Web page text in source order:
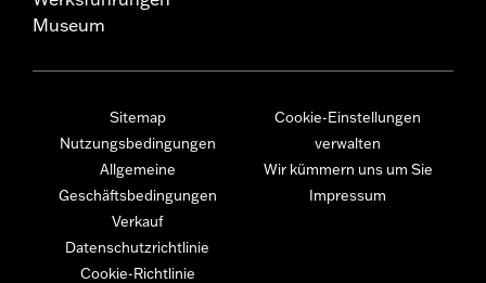
Museum
Sitemap
Nutzungsbedingungen
Allgemeine
Geschäftsbedingungen
Verkauf
Datenschutzrichtlinie
Cookie-Richtlinie
Cookie-Einstellungen
verwalten
Wir kümmern uns um Sie
Impressum